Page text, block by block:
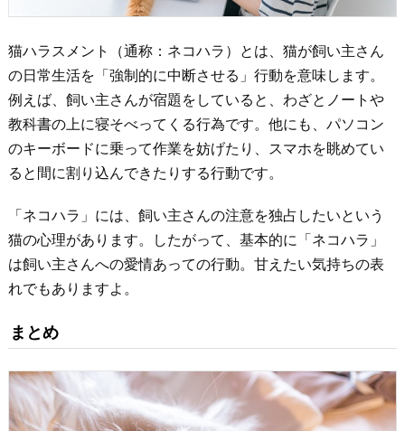
猫ハラスメント（通称：ネコハラ）とは、猫が飼い主さん
の日常生活を「強制的に中断させる」行動を意味します。
例えば、飼い主さんが宿題をしていると、わざとノートや
教科書の上に寝そべってくる行為です。他にも、パソコン
のキーボードに乗って作業を妨げたり、スマホを眺めてい
ると間に割り込んできたりする行動です。
「ネコハラ」には、飼い主さんの注意を独占したいという
猫の心理があります。したがって、基本的に「ネコハラ」
は飼い主さんへの愛情あっての行動。甘えたい気持ちの表
れでもありますよ。
まとめ